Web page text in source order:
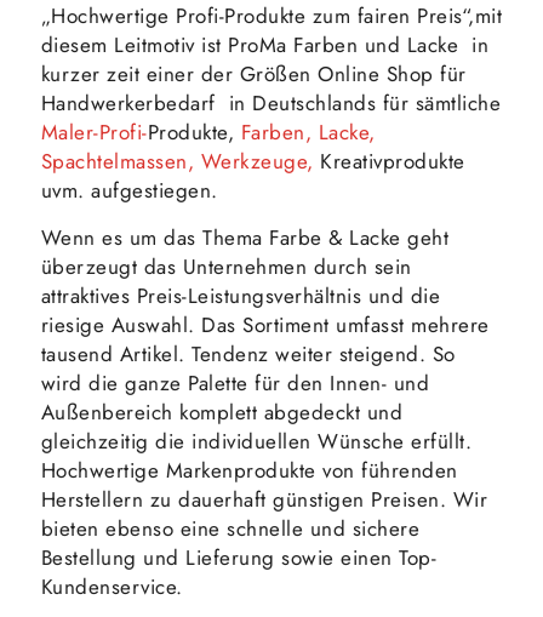
„Hochwertige Profi-Produkte zum fairen Preis“,mit
diesem Leitmotiv ist ProMa Farben und Lacke in
kurzer zeit einer der Größen Online Shop für
Handwerkerbedarf in Deutschlands für sämtliche
Maler-Profi-Produkte, Farben, Lacke,
Spachtelmassen, Werkzeuge, Kreativprodukte
uvm. aufgestiegen.
Wenn es um das Thema Farbe & Lacke geht
überzeugt das Unternehmen durch sein
attraktives Preis-Leistungsverhältnis und die
riesige Auswahl. Das Sortiment umfasst mehrere
tausend Artikel. Tendenz weiter steigend. So
wird die ganze Palette für den Innen- und
Außenbereich komplett abgedeckt und
gleichzeitig die individuellen Wünsche erfüllt.
Hochwertige Markenprodukte von führenden
Herstellern zu dauerhaft günstigen Preisen. Wir
bieten ebenso eine schnelle und sichere
Bestellung und Lieferung sowie einen Top-
Kundenservice.